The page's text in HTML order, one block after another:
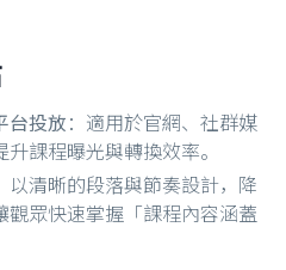
台投放 ：適用於官網、社群媒
課程曝光與轉換效率。
以清晰的段落與節奏設計，降
觀眾快速掌握「課程內容涵蓋